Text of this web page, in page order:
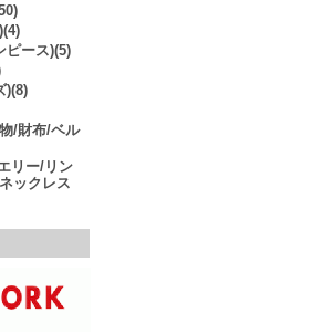
ピース)(5)
)(8)
/財布/ベル
リー/リン
ックレス